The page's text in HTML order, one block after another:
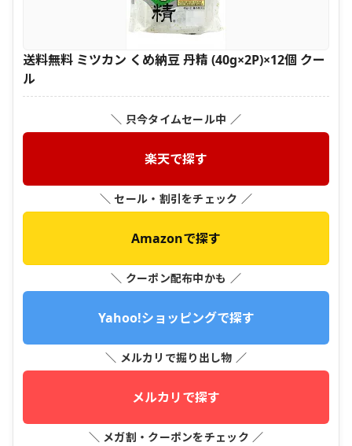
送料無料 ミツカン くめ納豆 丹精 (40g×2P)×12個 クー
ル
＼ 只今タイムセール中 ／
楽天で探す
＼ セール・割引をチェック ／
Amazonで探す
＼ クーポン配布中かも ／
Yahoo!ショッピングで探す
＼ メルカリで掘り出し物 ／
メルカリで探す
＼ メガ割・クーポンをチェック ／